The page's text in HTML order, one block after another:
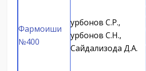
Фармоиши
№400
Қурбонов С.Р.,
Қурбонов С.Н.,
Сайдализода Д.А.